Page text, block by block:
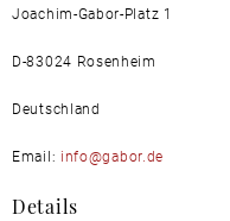
Joachim-Gabor-Platz 1
D-83024 Rosenheim
Deutschland
Email: info@gabor.de
Details